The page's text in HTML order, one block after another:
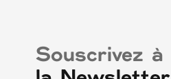
Souscrivez à